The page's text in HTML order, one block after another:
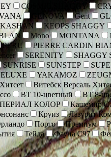
COSMIC SHAGGY
GENOVA Gent
KASHAN KEOPS SHAGGY
Mono MONTANA
PERU PIERRE CARDIN
SERENITY SHAGGY
SUNRISE SUNSTEP
YAKAMOZ
Витебск Версаль
ВТ 10-цветный ВТ 8-
КОЛОР Кашемир
Круиз Лазурит
Порто Премиум
Тейда Фауна С97